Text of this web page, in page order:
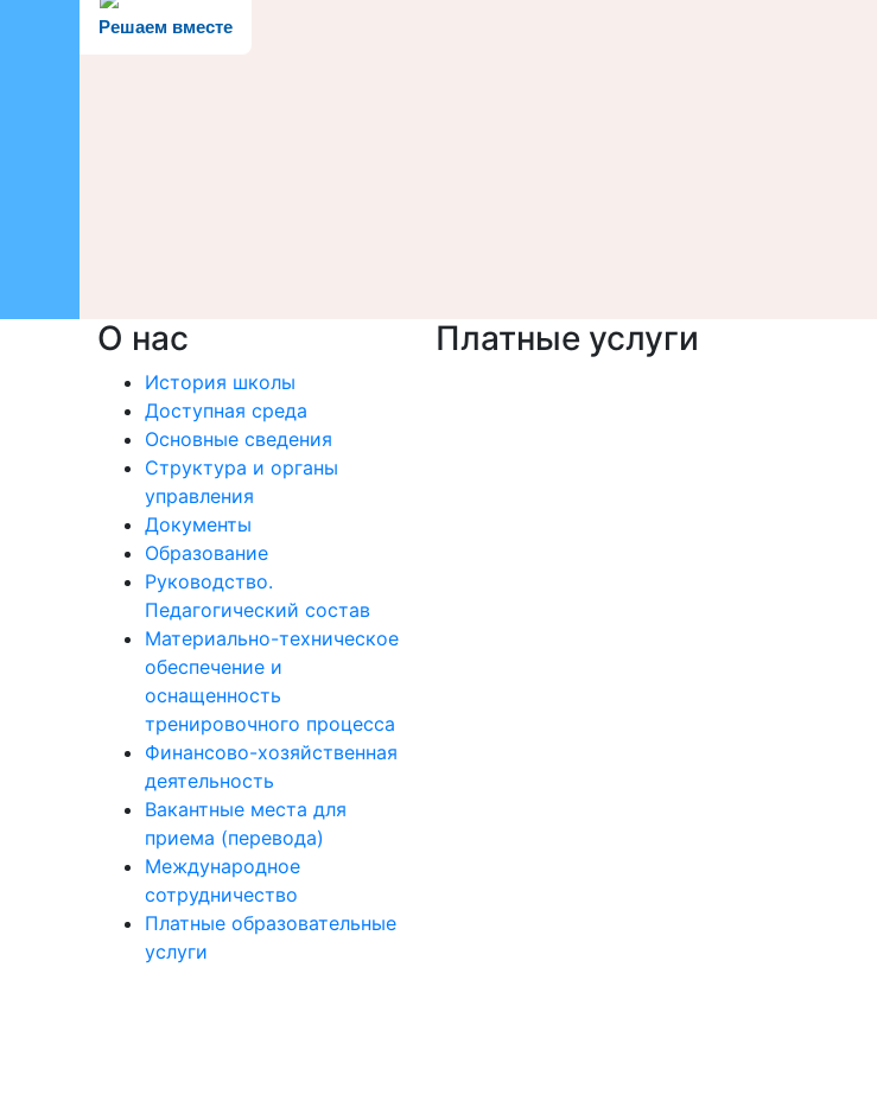
Решаем вместе
О нас
История школы
Доступная среда
Основные сведения
Структура и органы
управления
Документы
Образование
Руководство.
Педагогический состав
Материально-техническое
обеспечение и
оснащенность
тренировочного процесса
Финансово-хозяйственная
деятельность
Вакантные места для
приема (перевода)
Международное
сотрудничество
Платные образовательные
услуги
Платные услуги